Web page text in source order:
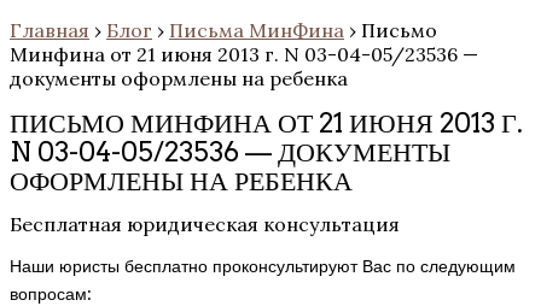
Главная › Блог › Письма МинФина › Письмо
Минфина от 21 июня 2013 г. N 03-04-05/23536 —
документы оформлены на ребенка
ПИСЬМО МИНФИНА ОТ 21 ИЮНЯ 2013 Г.
N 03-04-05/23536 — ДОКУМЕНТЫ
ОФОРМЛЕНЫ НА РЕБЕНКА
Бесплатная юридическая консультация
Наши юристы бесплатно проконсультируют Вас по следующим
вопросам: